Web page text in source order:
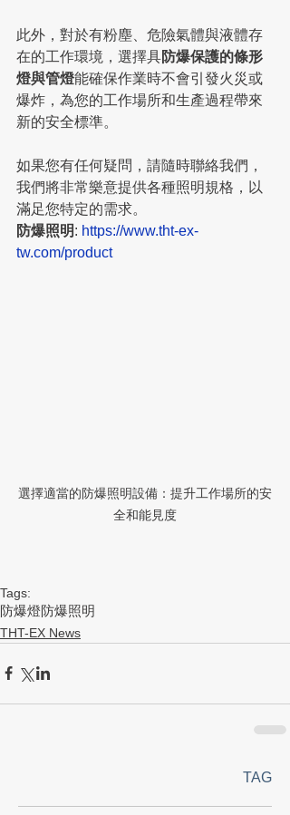
此外，對於有粉塵、危險氣體與液體存
在的工作環境，選擇具防爆保護的條形
燈與管燈能確保作業時不會引發火災或
爆炸，為您的工作場所和生產過程帶來
新的安全標準。
如果您有任何疑問，請隨時聯絡我們，
我們將非常樂意提供各種照明規格，以
滿足您特定的需求。
防爆照明: https://www.tht-ex-
tw.com/product
選擇適當的防爆照明設備：提升工作場所的安
全和能見度
Tags:
防爆燈防爆照明
THT-EX News
TAG